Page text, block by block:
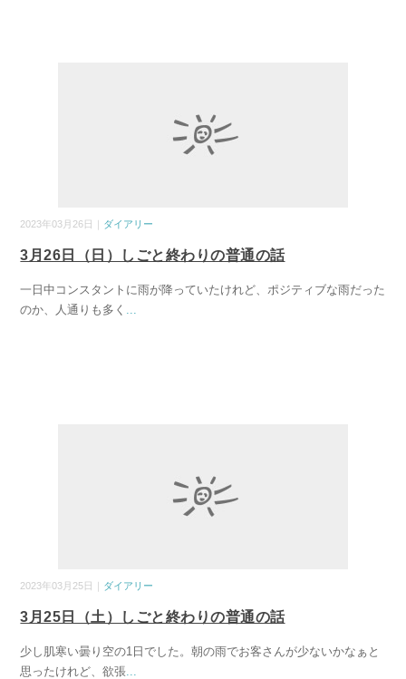
2023年03月26日｜ ダイアリー
3月26日（日）しごと終わりの普通の話
一日中コンスタントに雨が降っていたけれど、ポジティブな雨だった
のか、人通りも多く ...
2023年03月25日｜ ダイアリー
3月25日（土）しごと終わりの普通の話
少し肌寒い曇り空の1日でした。朝の雨でお客さんが少ないかなぁと
思ったけれど、欲張...